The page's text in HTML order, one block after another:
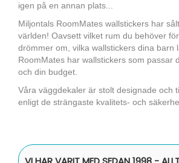
igen på en annan plats...
Miljontals RoomMates wallstickers har
världen! Oavsett vilket rum du behöver
drömmer om, vilka wallstickers dina barn
RoomMates har wallstickers som passar
och din budget.
Våra väggdekaler är stolt designade och
enligt de strängaste kvalitets- och